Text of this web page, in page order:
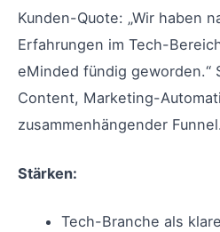
Kunden-Quote: „Wir haben
Erfahrungen im Tech-
eMinded fündig geworden.“
Content, Marketing-
zusammenhängender Funnel.
Stärken:
Tech-Branche als